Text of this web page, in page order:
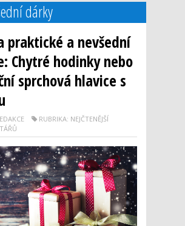
dárky
praktické a nevšední
Chytré hodinky nebo
sprchová hlavice s
RUBRIKA: NEJČTENĚJŠÍ